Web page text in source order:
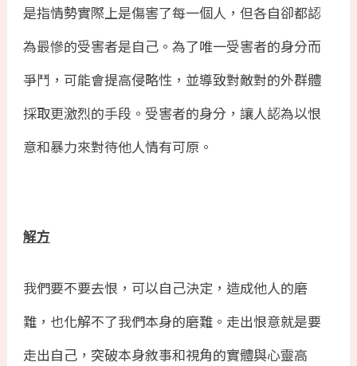
是指情勢實際上是傷害了每一個人，但各自卻都認
為最慘的受害者是自己。為了唯一受害者的身分而
爭鬥，可能會提高侵略性，並導致對敵對的外群體
採取更激烈的手段。受害者的身分，讓人認為以恨
意和暴力來對待他人情有可原。
解方
我們要不要去恨，可以自己決定，造成他人的磨
難，也化解不了我們本身的磨難。走出恨意就是要
走出自己，突破本身敘事和視角的實體與心靈高